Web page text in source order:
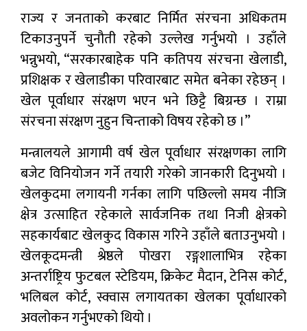
राज्य र जनताको करबाट निर्मित संरचना अधिकतम
टिकाउनुपर्ने चुनौती रहेको उल्लेख गर्नुभयो । उहाँले
भन्नुभयो, “सरकारबाहेक पनि कतिपय संरचना खेलाडी,
प्रशिक्षक र खेलाडीका परिवारबाट समेत बनेका रहेछन् ।
खेल पूर्वाधार संरक्षण भएन भने छिट्टै बिग्रन्छ । राम्रा
संरचना संरक्षण नुहुन चिन्ताको विषय रहेको छ ।”
मन्त्रालयले आगामी वर्ष खेल पूर्वाधार संरक्षणका लागि
बजेट विनियोजन गर्ने तयारी गरेको जानकारी दिनुभयो ।
खेलकुदमा लगायनी गर्नका लागि पछिल्लो समय नीजि
क्षेत्र उत्साहित रहेकाले सार्वजनिक तथा निजी क्षेत्रको
सहकार्यबाट खेलकुद विकास गरिने उहाँले बताउनुभयो ।
खेलकूदमन्त्री श्रेष्ठले पोखरा रङ्गशालाभित्र रहेका
अन्तर्राष्ट्रिय फुटबल स्टेडियम, क्रिकेट मैदान, टेनिस कोर्ट,
भलिबल कोर्ट, स्क्वास लगायतका खेलका पूर्वाधारको
अवलोकन गर्नुभएको थियो ।